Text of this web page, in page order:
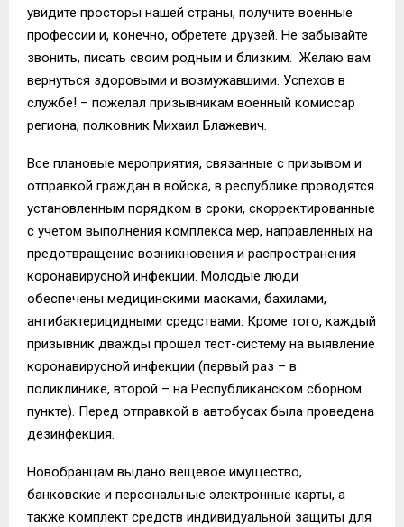
увидите просторы нашей страны, получите военные
профессии и, конечно, обретете друзей. Не забывайте
звонить, писать своим родным и близким. Желаю вам
вернуться здоровыми и возмужавшими. Успехов в
службе! – пожелал призывникам военный комиссар
региона, полковник Михаил Блажевич.
Все плановые мероприятия, связанные с призывом и
отправкой граждан в войска, в республике проводятся
установленным порядком в сроки, скорректированные
с учетом выполнения комплекса мер, направленных на
предотвращение возникновения и распространения
коронавирусной инфекции. Молодые люди
обеспечены медицинскими масками, бахилами,
антибактерицидными средствами. Кроме того, каждый
призывник дважды прошел тест-систему на выявление
коронавирусной инфекции (первый раз – в
поликлинике, второй – на Республиканском сборном
пункте). Перед отправкой в автобусах была проведена
дезинфекция.
Новобранцам выдано вещевое имущество,
банковские и персональные электронные карты, а
также комплект средств индивидуальной защиты для